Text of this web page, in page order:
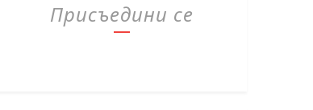
Присъедини се